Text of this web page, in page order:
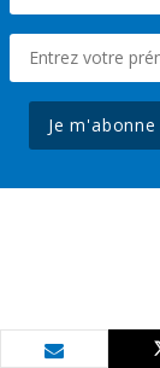
Je m'abonne